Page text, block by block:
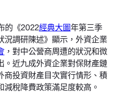
的《2022經典大圖年第三季
況調研陳述》顯示，外資企業
，對中公營商周遭的狀況和微
。近九成外資企業對保財產鏈
商投資財產目次實行情形、積
減稅降費政策滿足度較高。